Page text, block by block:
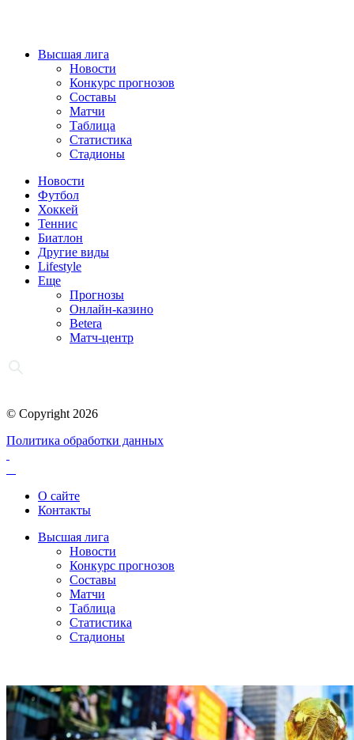
Высшая лига
Новости
Конкурс прогнозов
Составы
Матчи
Таблица
Статистика
Стадионы
Новости
Футбол
Хоккей
Теннис
Биатлон
Другие виды
Lifestyle
Еще
Прогнозы
Онлайн-казино
Betera
Матч-центр
© Copyright 2026
Политика обработки данных
О сайте
Контакты
Высшая лига
Новости
Конкурс прогнозов
Составы
Матчи
Таблица
Статистика
Стадионы